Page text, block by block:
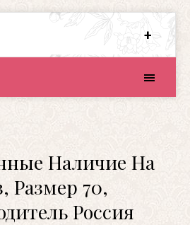
Наличие На
Размер 70,
Россия